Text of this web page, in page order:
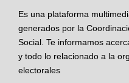
Es una plataforma
generados por la
Social. Te informamos
y todo lo relacionado a la
electorales